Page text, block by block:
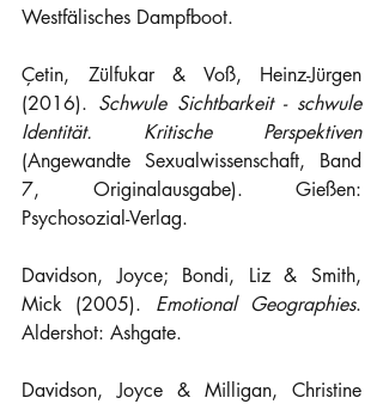
Westfälisches Dampfboot.
Çetin, Zülfukar & Voß, Heinz-Jürgen
(2016). Schwule Sichtbarkeit - schwule
Identität. Kritische Perspektiven
(Angewandte Sexualwissenschaft, Band
7, Originalausgabe). Gießen:
Psychosozial-Verlag.
Davidson, Joyce; Bondi, Liz & Smith,
Mick (2005). Emotional Geographies.
Aldershot: Ashgate.
Davidson, Joyce & Milligan, Christine